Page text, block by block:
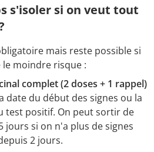
s'isoler si on veut tout
mais reste possible si
moindre risque :
complet (2 doses + 1 rappel)
date du début des signes ou la
test positif. On peut sortir de
jours si on n'a plus de signes
2 jours.